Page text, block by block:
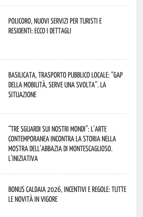
Policoro, nuovi servizi per turisti e
residenti: ecco i dettagli
Basilicata, trasporto pubblico locale: “Gap
della mobilità, serve una svolta”. La
situazione
“Tre Sguardi sui Nostri Mondi”: l’arte
contemporanea incontra la storia nella
mostra dell’Abbazia di Montescaglioso.
L’iniziativa
Bonus caldaia 2026, incentivi e regole: tutte
le novità in vigore